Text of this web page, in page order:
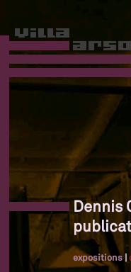
Dennis
expositions|